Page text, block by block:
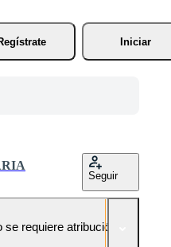
Iniciar
Seguir
se requiere atribución!